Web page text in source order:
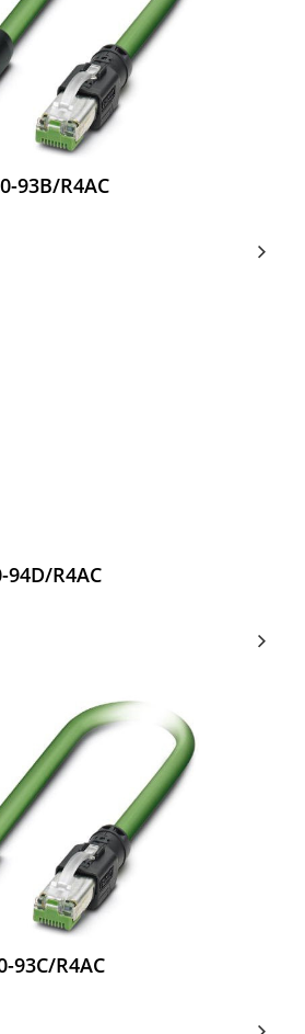
93B/R4AC
94D/R4AC
93C/R4AC